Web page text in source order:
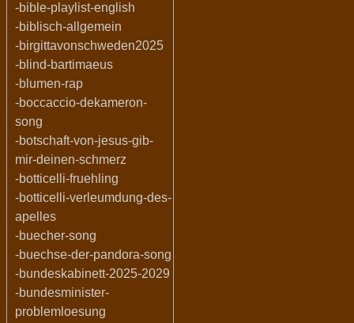
-bible-playlist-english
-biblisch-allgemein
-birgittavonschweden2025
-blind-bartimaeus
-blumen-rap
-boccaccio-dekameron-
song
-botschaft-von-jesus-gib-
mir-deinen-schmerz
-botticelli-fruehling
-botticelli-verleumdung-des-
apelles
-buecher-song
-buechse-der-pandora-song
-bundeskabinett-2025-2029
-bundesminister-
problemloesung